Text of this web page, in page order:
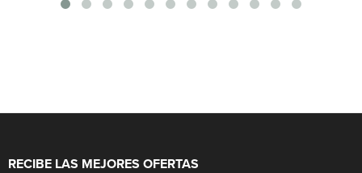
RECIBE LAS MEJORES OFERTAS